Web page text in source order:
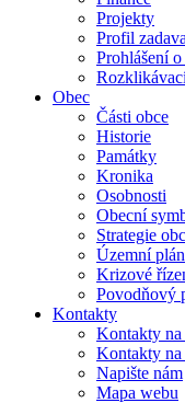
Projekty
Profil
Prohlášení
Obec
Části obce
Historie
Památky
Kronika
Osobnosti
Obecní
Strategie
Územní plán
Krizové
Povodňový
Kontakty
Kontakty
Kontakty
Napište nám
Mapa webu